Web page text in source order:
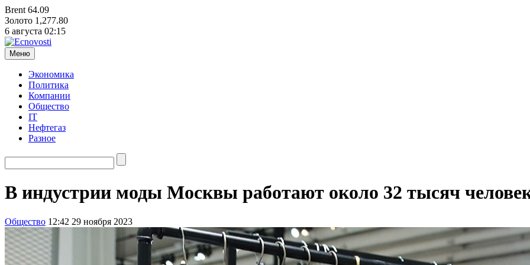
Brent 64.09
Золото 1,277.80
6 августа 02:15
Меню
Экономика
Политика
Компании
Общество
IT
Нефтегаз
Разное
В индустрии моды Москвы работают около 32 тысяч
Общество 12:42 29 ноября 2023